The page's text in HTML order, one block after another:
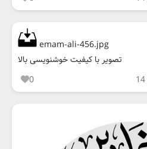
emam-ali-456.jpg
تصویر با کیفیت خوشنویسی بالا
0